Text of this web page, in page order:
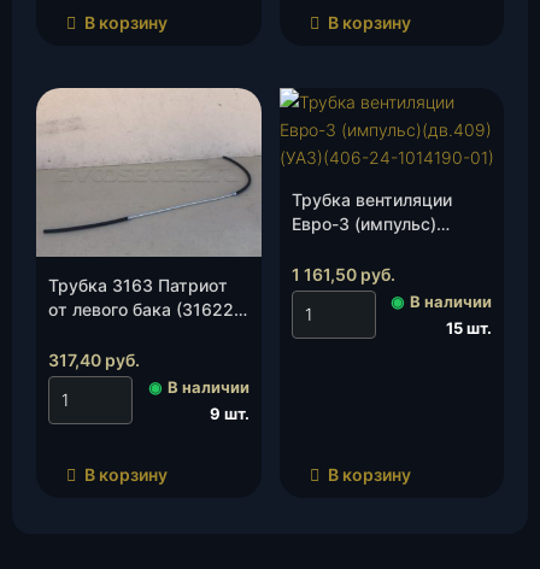
В корзину В корзину
Трубка 3163 Патриот
от левого бака (31622-
(Ульяновск), шт.
317,40 руб.
◉ В наличии
9 шт.
В корзину
Трубка вентиляции
Евро-3 (импульс)
1014190-01), шт.
1 161,50 руб.
◉ В наличии
15 шт.
В корзину